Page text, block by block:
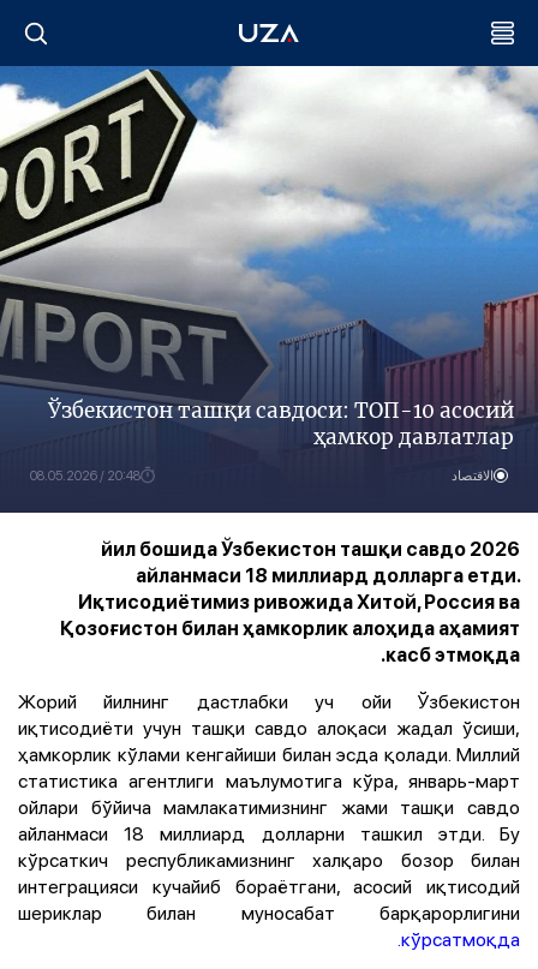
Ўзбекистон ташқи савдоси: ТОП-10 асосий
ҳамкор давлатлар
الاقتصاد 20:48 / 08.05.2026
2026 йил бошида Ўзбекистон ташқи савдо
айланмаси 18 миллиард долларга етди.
Иқтисодиётимиз ривожида Хитой, Россия ва
Қозоғистон билан ҳамкорлик алоҳида аҳамият
касб этмоқда.
Жорий йилнинг дастлабки уч ойи Ўзбекистон
иқтисодиёти учун ташқи савдо алоқаси жадал ўсиши,
ҳамкорлик кўлами кенгайиши билан эсда қолади. Миллий
статистика агентлиги маълумотига кўра, январь-март
ойлари бўйича мамлакатимизнинг жами ташқи савдо
айланмаси 18 миллиард долларни ташкил этди. Бу
кўрсаткич республикамизнинг халқаро бозор билан
интеграцияси кучайиб бораётгани, асосий иқтисодий
шериклар билан муносабат барқарорлигини
кўрсатмоқда.